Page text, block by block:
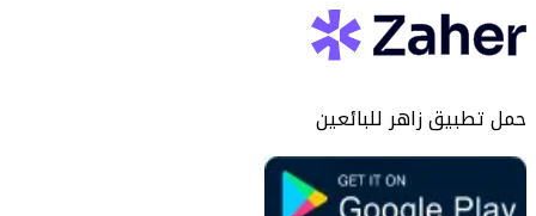
حمل تطبيق زاهر للبائعين